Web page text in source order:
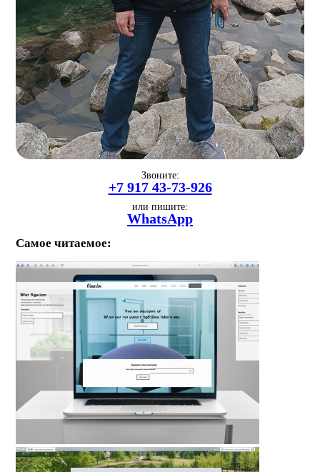
Звоните:
+7 917 43-73-926
или пишите:
WhatsApp
Самое читаемое: